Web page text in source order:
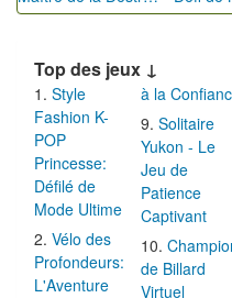
Style
Fashion K-
POP
Princesse:
Défilé de
Mode Ultime
Vélo des
Profondeurs:
L'Aventure
Sous-Marine
à la Confiance
Solitaire
Yukon - Le
Jeu de
Patience
Captivant
Champion
de Billard
Virtuel